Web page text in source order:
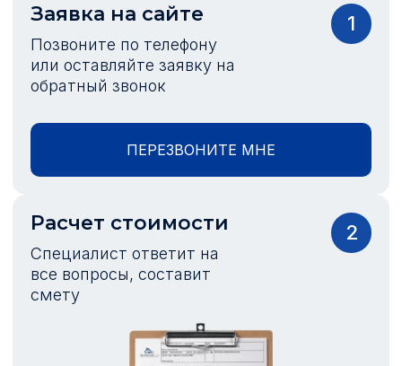
Заявка на сайте
Позвоните по телефону
или оставляйте заявку на
обратный звонок
1
ПЕРЕЗВОНИТЕ МНЕ
Расчет стоимости
Специалист ответит на
все вопросы, составит
смету
2